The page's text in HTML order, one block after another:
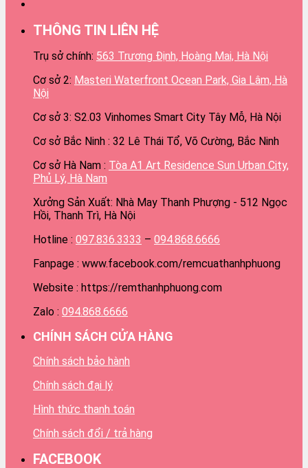
THÔNG TIN LIÊN HỆ
Trụ sở chính: 563 Trương Định, Hoàng Mai, Hà Nội
Cơ sở 2: Masteri Waterfront Ocean Park, Gia Lâm, Hà
Nội
Cơ sở 3: S2.03 Vinhomes Smart City Tây Mỗ, Hà Nội
Cơ sở Bắc Ninh : 32 Lê Thái Tổ, Võ Cường, Bắc Ninh
Cơ sở Hà Nam : Tòa A1 Art Residence Sun Urban City,
Phủ Lý, Hà Nam
Xưởng Sản Xuất: Nhà May Thanh Phượng - 512 Ngọc
Hồi, Thanh Trì, Hà Nội
Hotline : 097.836.3333 – 094.868.6666
Fanpage : www.facebook.com/remcuathanhphuong
Website : https://remthanhphuong.com
Zalo : 094.868.6666
CHÍNH SÁCH CỬA HÀNG
Chính sách bảo hành
Chính sách đại lý
Hình thức thanh toán
Chính sách đổi / trả hàng
FACEBOOK